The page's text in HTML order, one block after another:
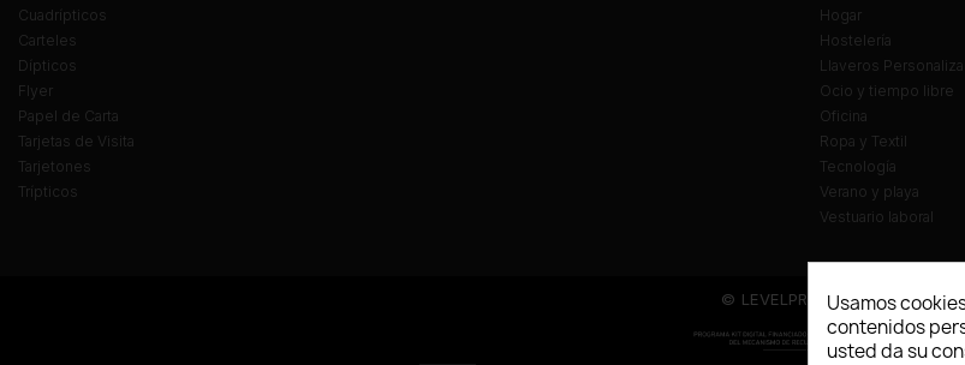
Cuadrípticos
Carteles
Dípticos
Flyer
Papel de Carta
Tarjetas de Visita
Tarjetones
Trípticos
Hogar
Hostelería
Llaveros
Ocio y tiempo libre
Oficina
Ropa y Textil
Tecnología
Verano y playa
Vestuario laboral
© LEVELPRINT - 2026
Usamos
contenidos
usted da su